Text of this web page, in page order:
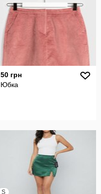
50 грн
Юбка
S